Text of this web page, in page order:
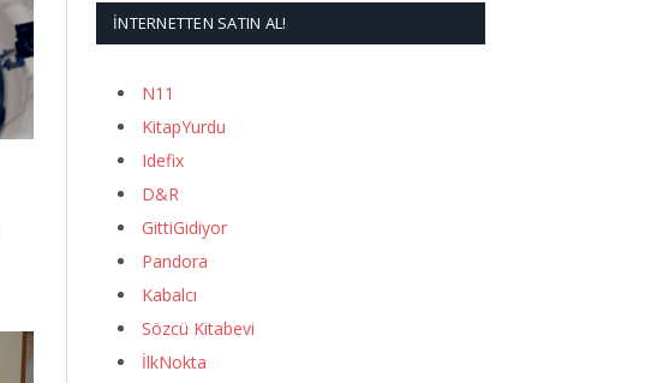
İNTERNETTEN SATIN AL!
N11
KitapYurdu
Idefix
D&R
GittiGidiyor
Pandora
Kabalcı
Sözcü Kitabevi
İlkNokta